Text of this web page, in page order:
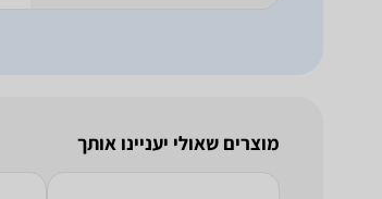
מוצרים שאולי יעניינו אותך